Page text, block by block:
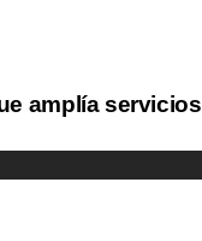
amplía servicios